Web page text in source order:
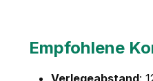
Empfohlene
Verlegeabstand: